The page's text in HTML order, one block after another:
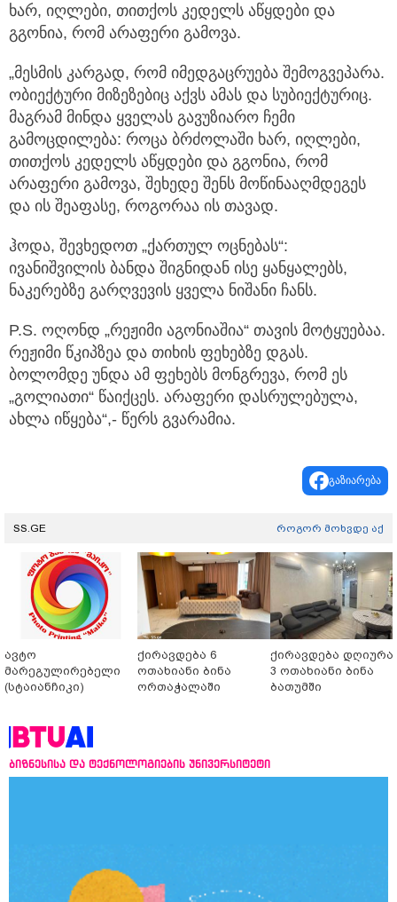
ხარ, იღლები, თითქოს კედელს აწყდები და
გგონია, რომ არაფერი გამოვა.
„მესმის კარგად, რომ იმედგაცრუება შემოგვეპარა.
ობიექტური მიზეზებიც აქვს ამას და სუბიექტურიც.
მაგრამ მინდა ყველას გავუზიარო ჩემი
გამოცდილება: როცა ბრძოლაში ხარ, იღლები,
თითქოს კედელს აწყდები და გგონია, რომ
არაფერი გამოვა, შეხედე შენს მოწინააღმდეგეს
და ის შეაფასე, როგორაა ის თავად.
ჰოდა, შევხედოთ „ქართულ ოცნებას“:
ივანიშვილის ბანდა შიგნიდან ისე ყანყალებს,
ნაკერებზე გარღვევის ყველა ნიშანი ჩანს.
P.S. ოღონდ „რეჟიმი აგონიაშია“ თავის მოტყუებაა.
რეჟიმი წკიპზეა და თიხის ფეხებზე დგას.
ბოლომდე უნდა ამ ფეხებს მონგრევა, რომ ეს
„გოლიათი“ წაიქცეს. არაფერი დასრულებულა,
ახლა იწყება“,- წერს გვარამია.
გაზიარება
SS.GE როგორ მოხვდე აქ
ავტო
მარეგულირებელი
(სტაიანჩიკი)
ქირავდება 6
ოთახიანი ბინა
ორთაჭალაში
ქირავდება
3 ოთახიანი ბინა
ბათუმში
ბიზნესისა და ტექნოლოგიების უნივერსიტეტი